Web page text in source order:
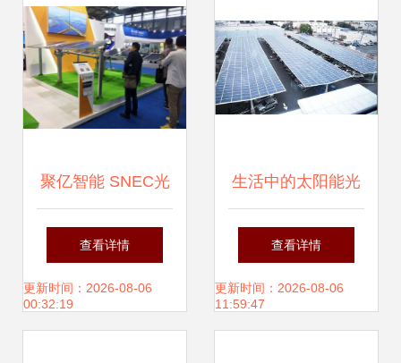
聚亿智能 SNEC光
伏展上新产品与新
形象的碰撞，引领
查看详情
更新时间：2026-08-06
00:32:19
生活中的太阳能光
伏 无所不在的绿色
能源
查看详情
更新时间：2026-08-06
11:59:47